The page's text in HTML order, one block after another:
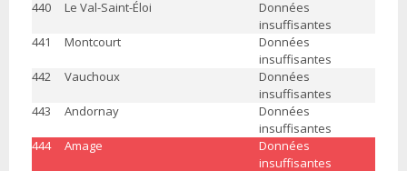
440
Le Val-Saint-Éloi
Données
insuffisantes
441
Montcourt
Données
insuffisantes
442
Vauchoux
Données
insuffisantes
443
Andornay
Données
insuffisantes
444
Amage
Données
insuffisantes